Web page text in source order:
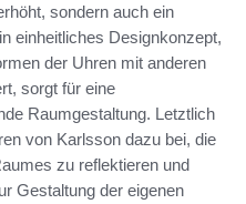
sondern auch ein
einheitliches Designkonzept,
der Uhren mit anderen
sorgt für eine
Raumgestaltung. Letztlich
von Karlsson dazu bei, die
zu reflektieren und
Gestaltung der eigenen